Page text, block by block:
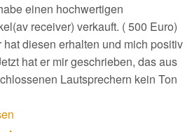
einen hochwertigen
receiver) verkauft. ( 500 Euro)
hat diesen erhalten und mich positiv
hat er mir geschrieben, das aus
Lautsprechern kein Ton